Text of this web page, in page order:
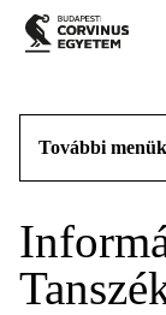
További menük